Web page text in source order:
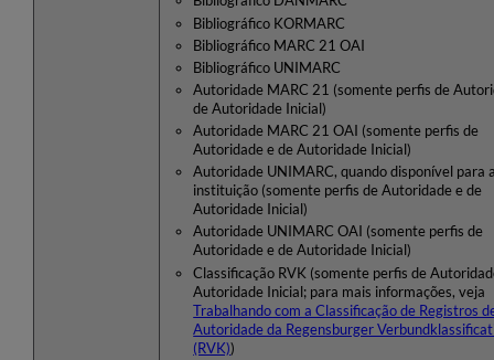
Bibliográfico KORMARC
Bibliográfico MARC 21 OAI
Bibliográfico UNIMARC
Autoridade MARC 21 (somente perfis de
de Autoridade Inicial)
Autoridade MARC 21 OAI (somente perfis de
Autoridade e de Autoridade Inicial)
Autoridade UNIMARC, quando disponível para
instituição (somente perfis de Autoridade e de
Autoridade Inicial)
Autoridade UNIMARC OAI (somente perfis de
Autoridade e de Autoridade Inicial)
Classificação RVK (somente perfis de
Autoridade Inicial; para mais informações, veja
Trabalhando com a Classificação de Registros
Autoridade da Regensburger
(RVK))